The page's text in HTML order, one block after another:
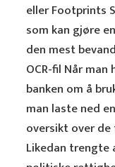
eller Footprints
som kan gjøre
den mest
OCR-fil Når
banken om å
man laste ned
oversikt over
Likedan trengte